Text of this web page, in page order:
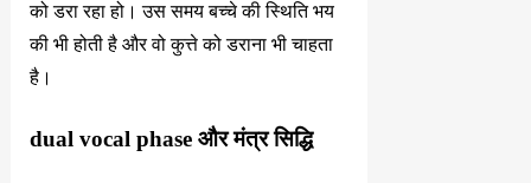
को डरा रहा हो। उस समय बच्चे की स्थिति भय
की भी होती है और वो कुत्ते को डराना भी चाहता
है।
dual vocal phase और मंत्र सिद्धि